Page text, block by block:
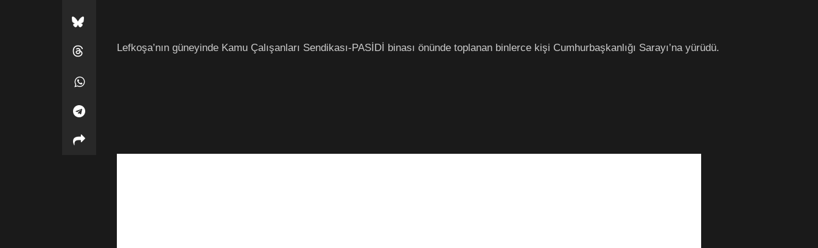
Lefkoşa’nın güneyinde Kamu Çalışanları Sendikası-PASİDİ binası önünde toplanan binlerce kişi Cumhurbaşkanlığı Sarayı’na yürüdü.